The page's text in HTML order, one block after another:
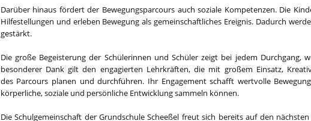
Darüber hinaus fördert der Bewegungsparcours auch soziale Kompetenzen. Die
Hilfestellungen und erleben Bewegung als gemeinschaftliches Ereignis. Dadurch
gestärkt.
Die große Begeisterung der Schülerinnen und Schüler zeigt bei jedem Durchgang,
besonderer Dank gilt den engagierten Lehrkräften, die mit großem Einsatz,
des Parcours planen und durchführen. Ihr Engagement schafft wertvolle
körperliche, soziale und persönliche Entwicklung sammeln können.
Die Schulgemeinschaft der Grundschule Scheeßel freut sich bereits auf den